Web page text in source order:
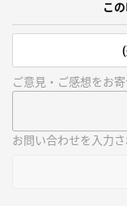
こ
ご意見・ご感想をお
お問い合わせを入力